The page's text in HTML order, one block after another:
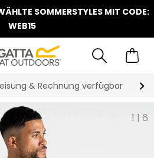
SOMMERSTYLES MIT CODE:
WEB15
& Rechnung verfügbar
1 | 6